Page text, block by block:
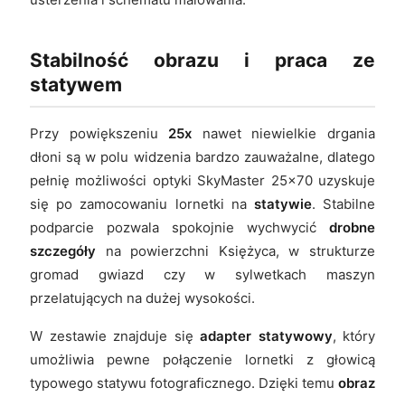
Stabilność obrazu i praca ze
statywem
Przy powiększeniu 25x nawet niewielkie drgania
dłoni są w polu widzenia bardzo zauważalne, dlatego
pełnię możliwości optyki SkyMaster 25x70 uzyskuje
się po zamocowaniu lornetki na statywie. Stabilne
podparcie pozwala spokojnie wychwycić drobne
szczegóły na powierzchni Księżyca, w strukturze
gromad gwiazd czy w sylwetkach maszyn
przelatujących na dużej wysokości.
W zestawie znajduje się adapter statywowy, który
umożliwia pewne połączenie lornetki z głowicą
typowego statywu fotograficznego. Dzięki temu obraz